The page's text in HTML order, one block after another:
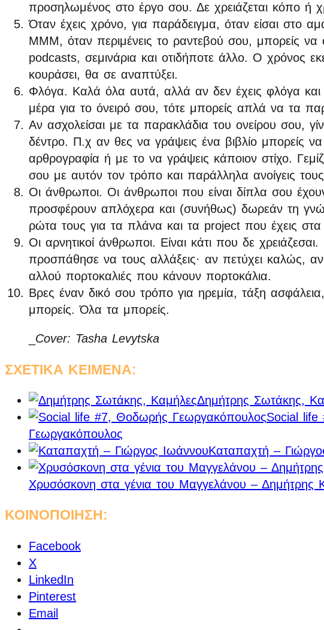
προσηλωμένος στο έργο σου. Δε χρειάζεται κόπο ή
Όταν έχεις χρόνο, για παράδειγμα, όταν είσαι στο
ΜΜΜ, όταν περιμένεις το ραντεβού σου, μπορείς να
podcasts, σεμινάρια και οτιδήποτε άλλο. Ο χρόνος
κουράσει, θα σε αναπτύξει.
Φλόγα. Καλά όλα αυτά, αλλά αν δεν έχεις φλόγα και
μέρα για το όνειρό σου, τότε μπορείς απλά να τα
Αν ασχολείσαι με τα παρακλάδια του ονείρου σου,
δέντρο. Π.χ αν θες να γράψεις ένα βιβλίο μπορείς
αρθρογραφία ή με το να γράψεις κάποιον στίχο.
σου με αυτόν τον τρόπο και παράλληλα ανοίγεις
Οι άνθρωποι. Οι άνθρωποι που είναι δίπλα σου
προσφέρουν απλόχερα και (συνήθως) δωρεάν τη
ρώτα τους για τα πλάνα και τα project που έχεις στα
Οι αρνητικοί άνθρωποι. Είναι κάτι που δε
προσπάθησε να τους αλλάξεις· αν πετύχει καλώς,
αλλού πορτοκαλιές που κάνουν πορτοκάλια.
Βρες έναν δικό σου τρόπο για ηρεμία, τάξη
μπορείς. Όλα τα μπορείς.
Cover: Tasha Levytska
ΣΧΕΤΙΚΑ ΚΕΙΜΕΝΑ:
Δημήτρης Σωτάκης,
Social
Γεωργακόπουλος
Καταπαχτή –
Χρυσόσκονη στα γένια του Μαγγελάνου – Δημήτρης
ΚΟΙΝΟΠΟΙΗΣΗ:
Facebook
X
LinkedIn
Pinterest
Email